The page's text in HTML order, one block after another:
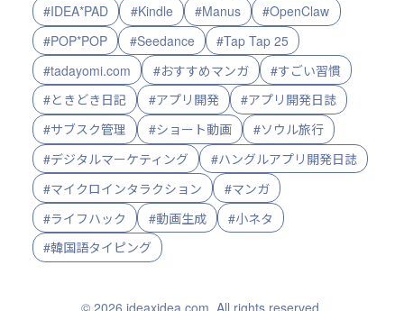
#IDEA*PAD
#Kindle #Manus
#OpenClaw
#POP*POP
#Seedance
#Tap Tap 25
#tadayomi.com
#おすすめマンガ
#すごい習慣
#ときどき日記
#アプリ開発
#アプリ開発日誌
#サブスク管理
#ショート動画
#ソウル旅行
#デジタルマーケティング
#ハングルアプリ開発日誌
#マイクロインタラクション
#マンガ
#ライフハック
#動画生成
#小ネタ
#韓国語タイピング
© 2026 ideaxidea.com. All rights reserved.